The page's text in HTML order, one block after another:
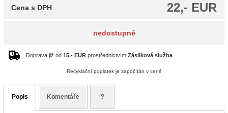
22,- EUR
Cena s DPH
nedostupné
Doprava již od 15,- EUR prostřednictvím Zásilková služba
Recyklační poplatek je započítán v ceně
Popis Komentáře ?